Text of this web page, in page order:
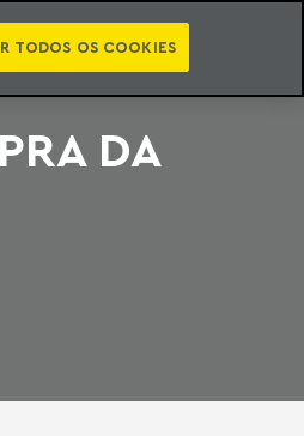
PT EN CATEGORIAS
DA
TODOS OS COOKIES